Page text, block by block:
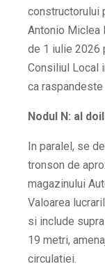
constructorului
Antonio Miclea
de 1 iulie 2026
Consiliul Local
ca raspandeste
Nodul N: al
In paralel, se
tronson de
magazinului
Valoarea
si include
19 metri,
circulatiei.